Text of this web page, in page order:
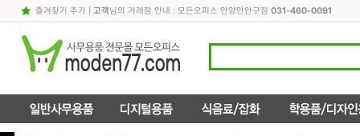
즐겨찾기 추가| 고객님의 거래점 안내 : 모든오피스 안양만안구점 031-460-0091